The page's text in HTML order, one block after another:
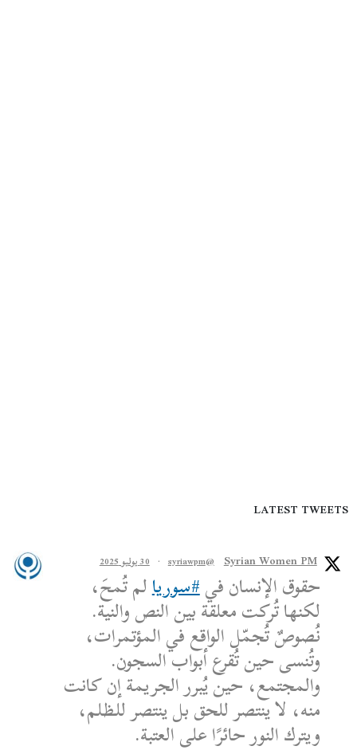
LATEST TWEETS
Syrian Women PM
@syriawpm
· 30 يوليو 2025
حقوق الإنسان في#سوريالم تُمحَ،
لكنها تُركت معلقة بين النص والنية.
نُصوصٌ تُجمّل الواقع في المؤتمرات،
وتُنسى حين تُقرع أبواب السجون.
والمجتمع، حين يُبرر الجريمة إن كانت
منه، لا ينتصر للحق بل ينتصر للظلم،
ويترك النور حائرًا على العتبة.